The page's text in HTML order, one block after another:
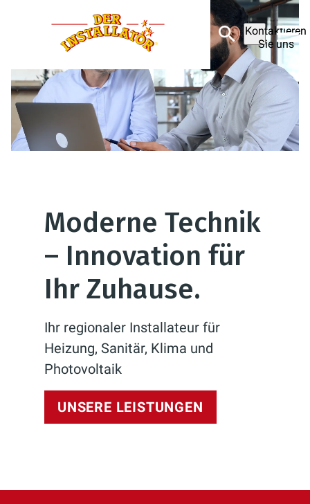
Kontaktieren
Sie uns
Moderne Technik
– Innovation für
Ihr Zuhause.
Ihr regionaler Installateur für
Heizung, Sanitär, Klima und
Photovoltaik
UNSERE LEISTUNGEN